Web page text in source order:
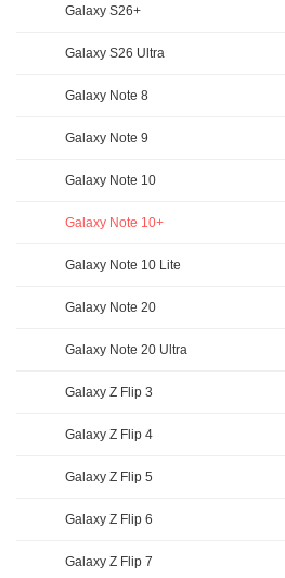
Galaxy S26+
Galaxy S26 Ultra
Galaxy Note 8
Galaxy Note 9
Galaxy Note 10
Galaxy Note 10+
Galaxy Note 10 Lite
Galaxy Note 20
Galaxy Note 20 Ultra
Galaxy Z Flip 3
Galaxy Z Flip 4
Galaxy Z Flip 5
Galaxy Z Flip 6
Galaxy Z Flip 7